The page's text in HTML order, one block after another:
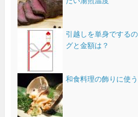
引越しを単身でする
グと金額は？
和食料理の飾りに使